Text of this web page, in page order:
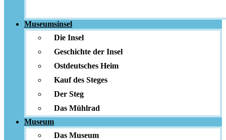
Museumsinsel
Die Insel
Geschichte der Insel
Ostdeutsches Heim
Kauf des Steges
Der Steg
Das Mühlrad
Museum
Das Museum